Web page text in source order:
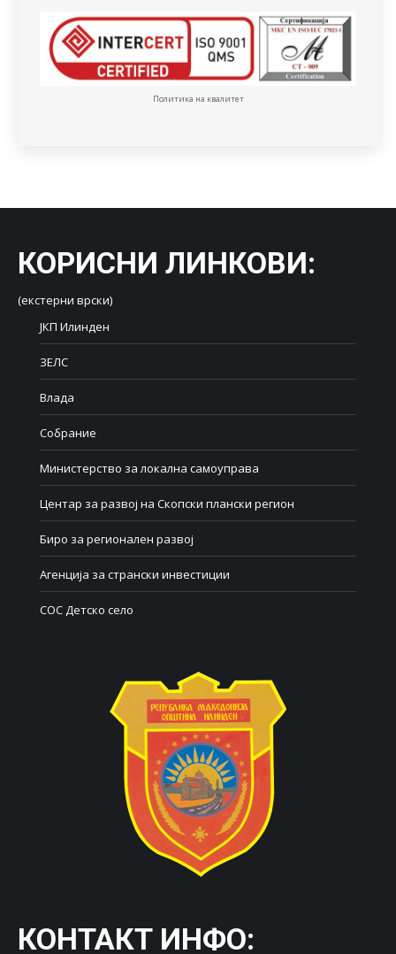
Политика на квалитет
КОРИСНИ ЛИНКОВИ:
(екстерни врски)
ЈКП Илинден
ЗЕЛС
Влада
Собрание
Министерство за локална самоуправа
Центар за развој на Скопски плански регион
Биро за регионален развој
Агенција за странски инвестиции
СОС Детско село
КОНТАКТ ИНФО: